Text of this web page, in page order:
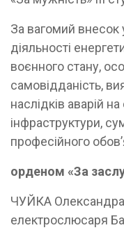
За вагомий внесок
діяльності
воєнного стану,
самовідданість,
наслідків аварій
інфраструктури,
професійного
орденом «За
ЧУЙКА
електрослюсаря